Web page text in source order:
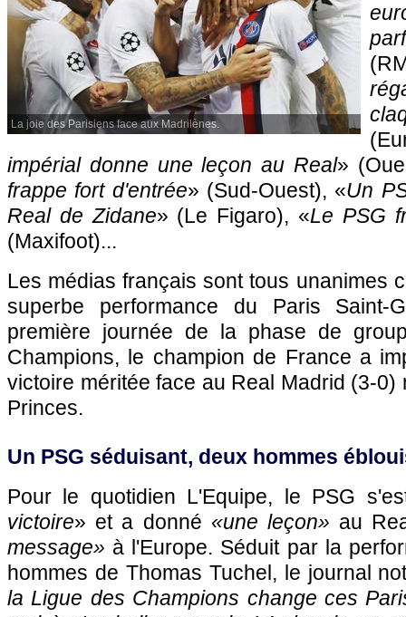
La joie des Parisiens face aux Madrilènes.
impérial donne une leçon au Real»
frappe fort d'entrée» (Sud-Ouest), «Un
Real de Zidane» (Le Figaro), «Le PSG
(Maxifoot)...
Les médias français sont tous unanimes
superbe performance du Paris Saint-
première journée de la phase de
Champions, le champion de France a
victoire méritée face au Real Madrid (3-0)
Princes.
Un PSG séduisant, deux hommes
Pour le quotidien L'Equipe, le PSG
victoire» et a donné «une leçon» au
message» à l'Europe. Séduit par la
hommes de Thomas Tuchel, le journal
la Ligue des Champions change ces